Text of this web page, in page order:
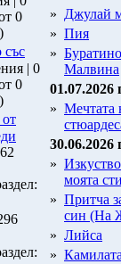
0
)
със
| 0
0
)
» Джулай
» Пия
»
Малвина
01.07.2026
» Мечтата
30.06.2026
»
моята
» Притча
син (На
» Лийса
»